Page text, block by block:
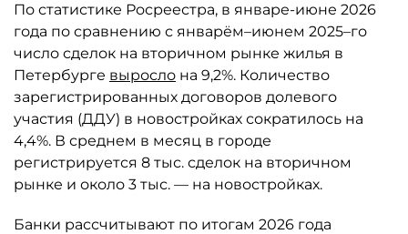
По статистике Росреестра, в январе-июне 2026
года по сравнению с январём–июнем 2025–го
число сделок на вторичном рынке жилья в
Петербурге выросло на 9,2%. Количество
зарегистрированных договоров долевого
участия (ДДУ) в новостройках сократилось на
4,4%. В среднем в месяц в городе
регистрируется 8 тыс. сделок на вторичном
рынке и около 3 тыс. — на новостройках.
Банки рассчитывают по итогам 2026 года